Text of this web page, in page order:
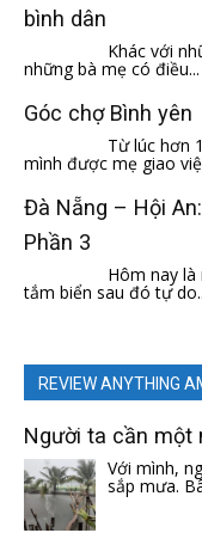
bình dân
Khác với
những bà mẹ có điều...
Góc chợ Bình yên
Từ lúc hơn
mình được mẹ giao
Đà Nẵng – Hội
Phần 3
Hôm nay
tắm biển sau đó tự
REVIEW ANYTHING
Người ta cần một
Với mình,
sắp mưa.